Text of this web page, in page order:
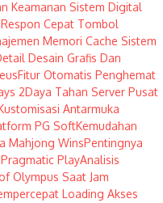
Keamanan Sistem Digital
Cepat Tombol
Memori Cache Sistem
Desain Grafis Dan
Fitur Otomatis Penghemat
2Daya Tahan Server Pusat
Antarmuka
PG SoftKemudahan
Mahjong WinsPentingnya
PlayAnalisis
Olympus Saat Jam
Loading Akses